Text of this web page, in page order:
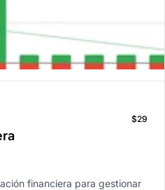
$29
financiera para gestionar